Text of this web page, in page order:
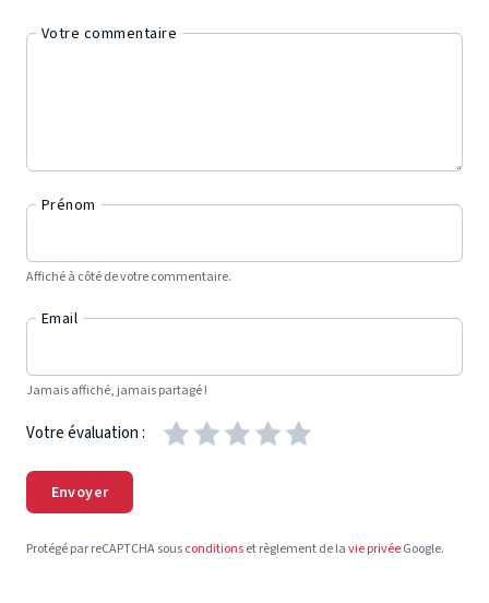
Votre commentaire
Prénom
Affiché à côté de votre commentaire.
Email
Jamais affiché, jamais partagé !
Votre évaluation :
Envoyer
Protégé par reCAPTCHA sousconditionset règlement de lavie privéeGoogle.